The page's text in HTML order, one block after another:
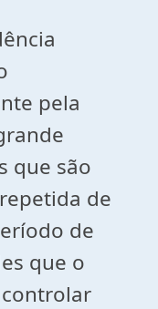
pela
que são
de
de
que o